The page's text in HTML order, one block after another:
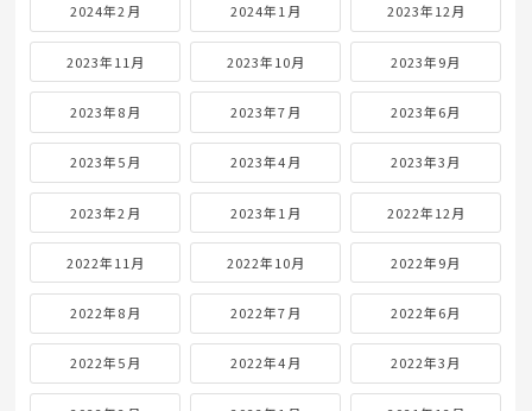
2024年2月 2024年1月 2023年12月
2023年11月 2023年10月 2023年9月
2023年8月 2023年7月 2023年6月
2023年5月 2023年4月 2023年3月
2023年2月 2023年1月 2022年12月
2022年11月 2022年10月 2022年9月
2022年8月 2022年7月 2022年6月
2022年5月 2022年4月 2022年3月